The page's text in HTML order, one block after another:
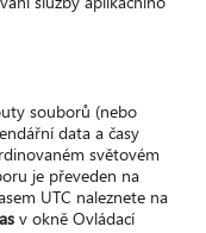
souborů (nebo
data a časy
světovém
je převeden na
UTC naleznete na
v okně Ovládací